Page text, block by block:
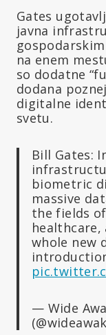
Gates
javna
na enem
so dodatne
dodana
digitalne
svetu.
Bill Gates:
biometric
massive
the fields
whole new
— Wide